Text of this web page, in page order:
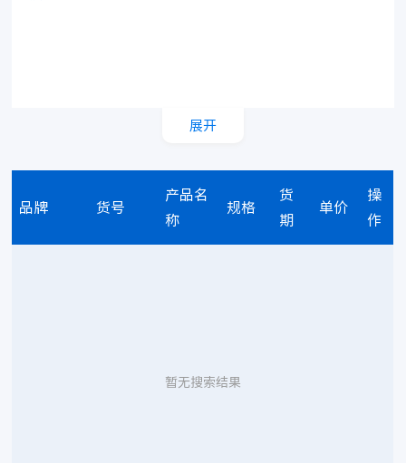
展开
品牌 货号
产品名
称
规格
货
期
单价
操
作
暂无搜索结果